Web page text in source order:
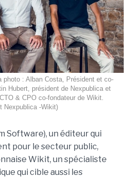
photo : Alban Costa, Président et co-
Hubert, président de Nexpublica et
& CPO co-fondateur de Wikit.
Nexpublica -Wikit)
Software), un éditeur qui
pour le secteur public,
Wikit, un spécialiste
qui cible aussi les